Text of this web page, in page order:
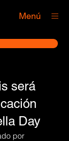
Menú
será
Day
por